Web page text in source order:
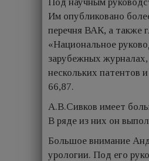
Им опубликовано
перечня ВАК, а также
«Национальное
зарубежных
нескольких патентов
66,87.
А.В.Сивков имеет
В ряде из них он
Большое внимание
урологии. Под его